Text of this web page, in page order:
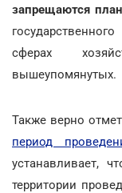
запрещаются
сферах
вышеупомянутых.
Также верно
период
устанавливает,
территории